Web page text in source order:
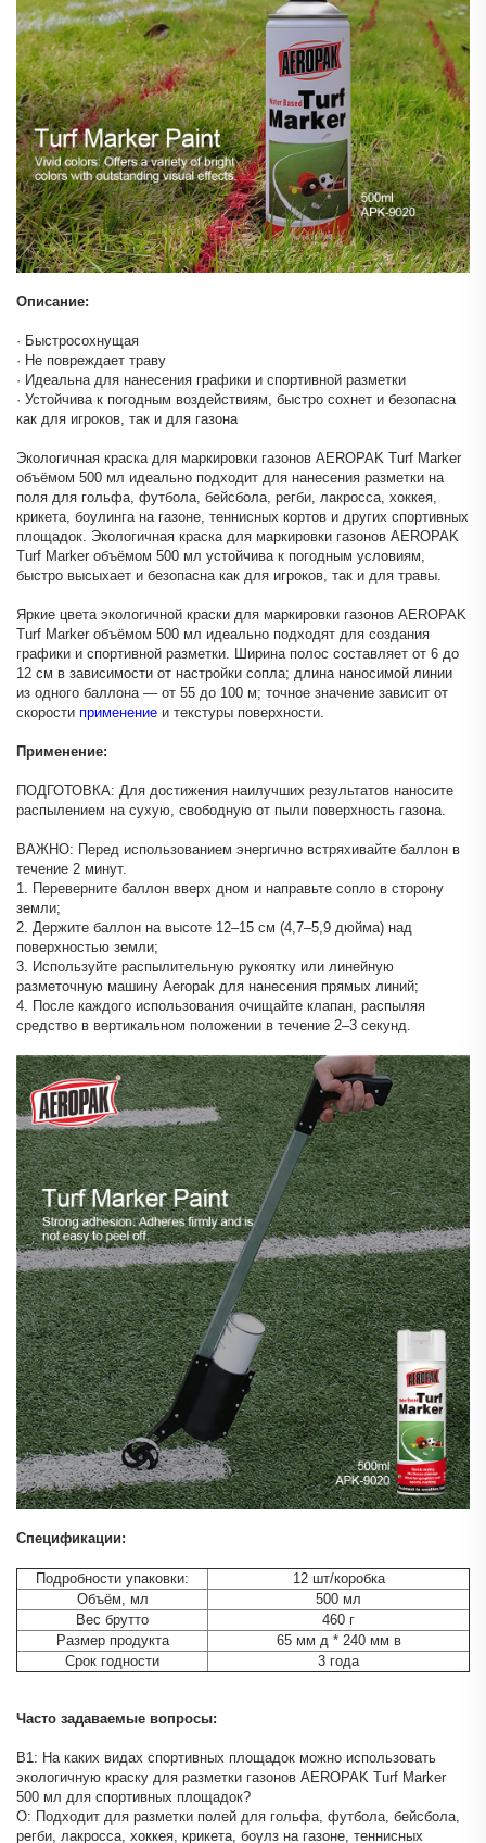
Описание:
· Быстросохнущая
· Не повреждает траву
· Идеальна для нанесения графики и спортивной разметки
· Устойчива к погодным воздействиям, быстро сохнет и безопасна
как для игроков, так и для газона
Экологичная краска для маркировки газонов AEROPAK Turf Marker
объёмом 500 мл идеально подходит для нанесения разметки на
поля для гольфа, футбола, бейсбола, регби, лакросса, хоккея,
крикета, боулинга на газоне, теннисных кортов и других спортивных
площадок. Экологичная краска для маркировки газонов AEROPAK
Turf Marker объёмом 500 мл устойчива к погодным условиям,
быстро высыхает и безопасна как для игроков, так и для травы.
Яркие цвета экологичной краски для маркировки газонов AEROPAK
Turf Marker объёмом 500 мл идеально подходят для создания
графики и спортивной разметки. Ширина полос составляет от 6 до
12 см в зависимости от настройки сопла; длина наносимой линии
из одного баллона — от 55 до 100 м; точное значение зависит от
скорости применение и текстуры поверхности.
Применение:
ПОДГОТОВКА: Для достижения наилучших результатов наносите
распылением на сухую, свободную от пыли поверхность газона.
ВАЖНО: Перед использованием энергично встряхивайте баллон в
течение 2 минут.
1. Переверните баллон вверх дном и направьте сопло в сторону
земли;
2. Держите баллон на высоте 12–15 см (4,7–5,9 дюйма) над
поверхностью земли;
3. Используйте распылительную рукоятку или линейную
разметочную машину Aeropak для нанесения прямых линий;
4. После каждого использования очищайте клапан, распыляя
средство в вертикальном положении в течение 2–3 секунд.
Спецификации:
Подробности упаковки:
12 шт/коробка
Объём, мл
500 мл
Вес брутто
460 г
Размер продукта
65 мм д * 240 мм в
Срок годности
3 года
Часто задаваемые вопросы:
В1: На каких видах спортивных площадок можно использовать
экологичную краску для разметки газонов AEROPAK Turf Marker
500 мл для спортивных площадок?
О: Подходит для разметки полей для гольфа, футбола, бейсбола,
регби, лакросса, хоккея, крикета, боулз на газоне, теннисных